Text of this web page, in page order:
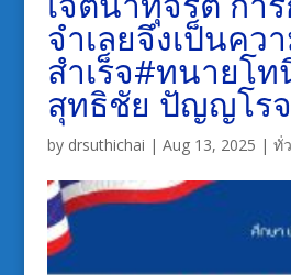
จำเลยจึงเป็นคว
สำเร็จ#ทนายโ
สุทธิชัย ปัญญโร
by drsuthichai | Aug 13, 2025 | ทั่